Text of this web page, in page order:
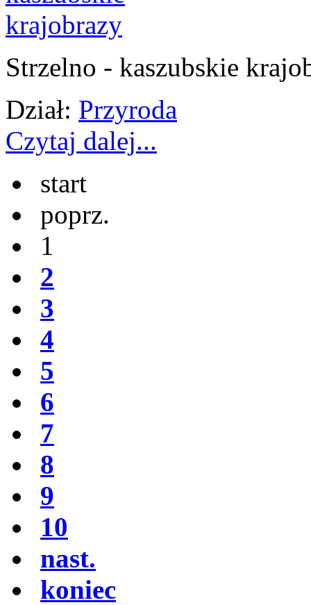
Strzelno - kaszubskie
Dział: Przyroda
Czytaj dalej...
start
poprz.
1
2
3
4
5
6
7
8
9
10
nast.
koniec